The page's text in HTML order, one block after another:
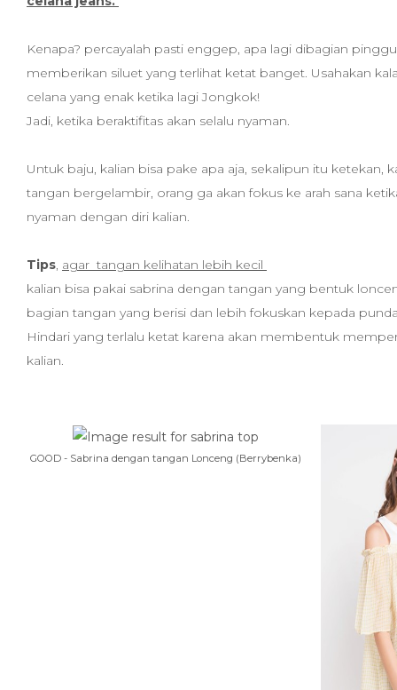
Kenapa? percayalah pasti enggep, apa lagi dibagian
memberikan siluet yang terlihat ketat banget. Usahakan
celana yang enak ketika lagi Jongkok!
Jadi, ketika beraktifitas akan selalu nyaman.
Untuk baju, kalian bisa pake apa aja, sekalipun itu ketekan,
tangan bergelambir, orang ga akan fokus ke arah sana
nyaman dengan diri kalian.
Tips, agar tangan kelihatan lebih kecil
kalian bisa pakai sabrina dengan tangan yang bentuk
bagian tangan yang berisi dan lebih fokuskan kepada
Hindari yang terlalu ketat karena akan membentuk
kalian.
GOOD - Sabrina dengan tangan Lonceng (Berrybenka)